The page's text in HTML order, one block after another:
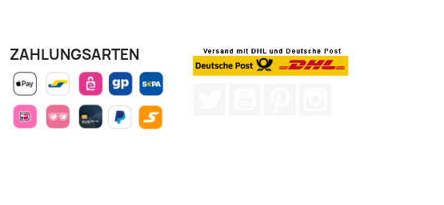
ZAHLUNGSARTEN